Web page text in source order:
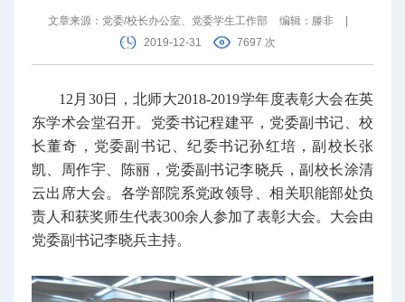
文章来源：党委/校长办公室、党委学生工作部 编辑：滕非
2019-12-31
7697 次
12月30日，北师大2018-2019学年度表彰大会在英
东学术会堂召开。党委书记程建平，党委副书记、校
长董奇，党委副书记、纪委书记孙红培，副校长张
凯、周作宇、陈丽，党委副书记李晓兵，副校长涂清
云出席大会。各学部院系党政领导、相关职能部处负
责人和获奖师生代表300余人参加了表彰大会。大会由
党委副书记李晓兵主持。